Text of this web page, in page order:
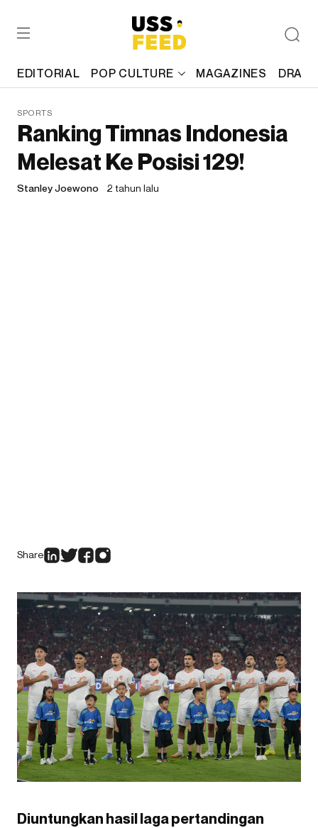
EDITORIAL POP CULTURE MAGAZINES
SPORTS
Ranking Timnas Indonesia
Melesat Ke Posisi 129!
Stanley Joewono 2 tahun lalu
Share
Diuntungkan hasil laga pertandingan